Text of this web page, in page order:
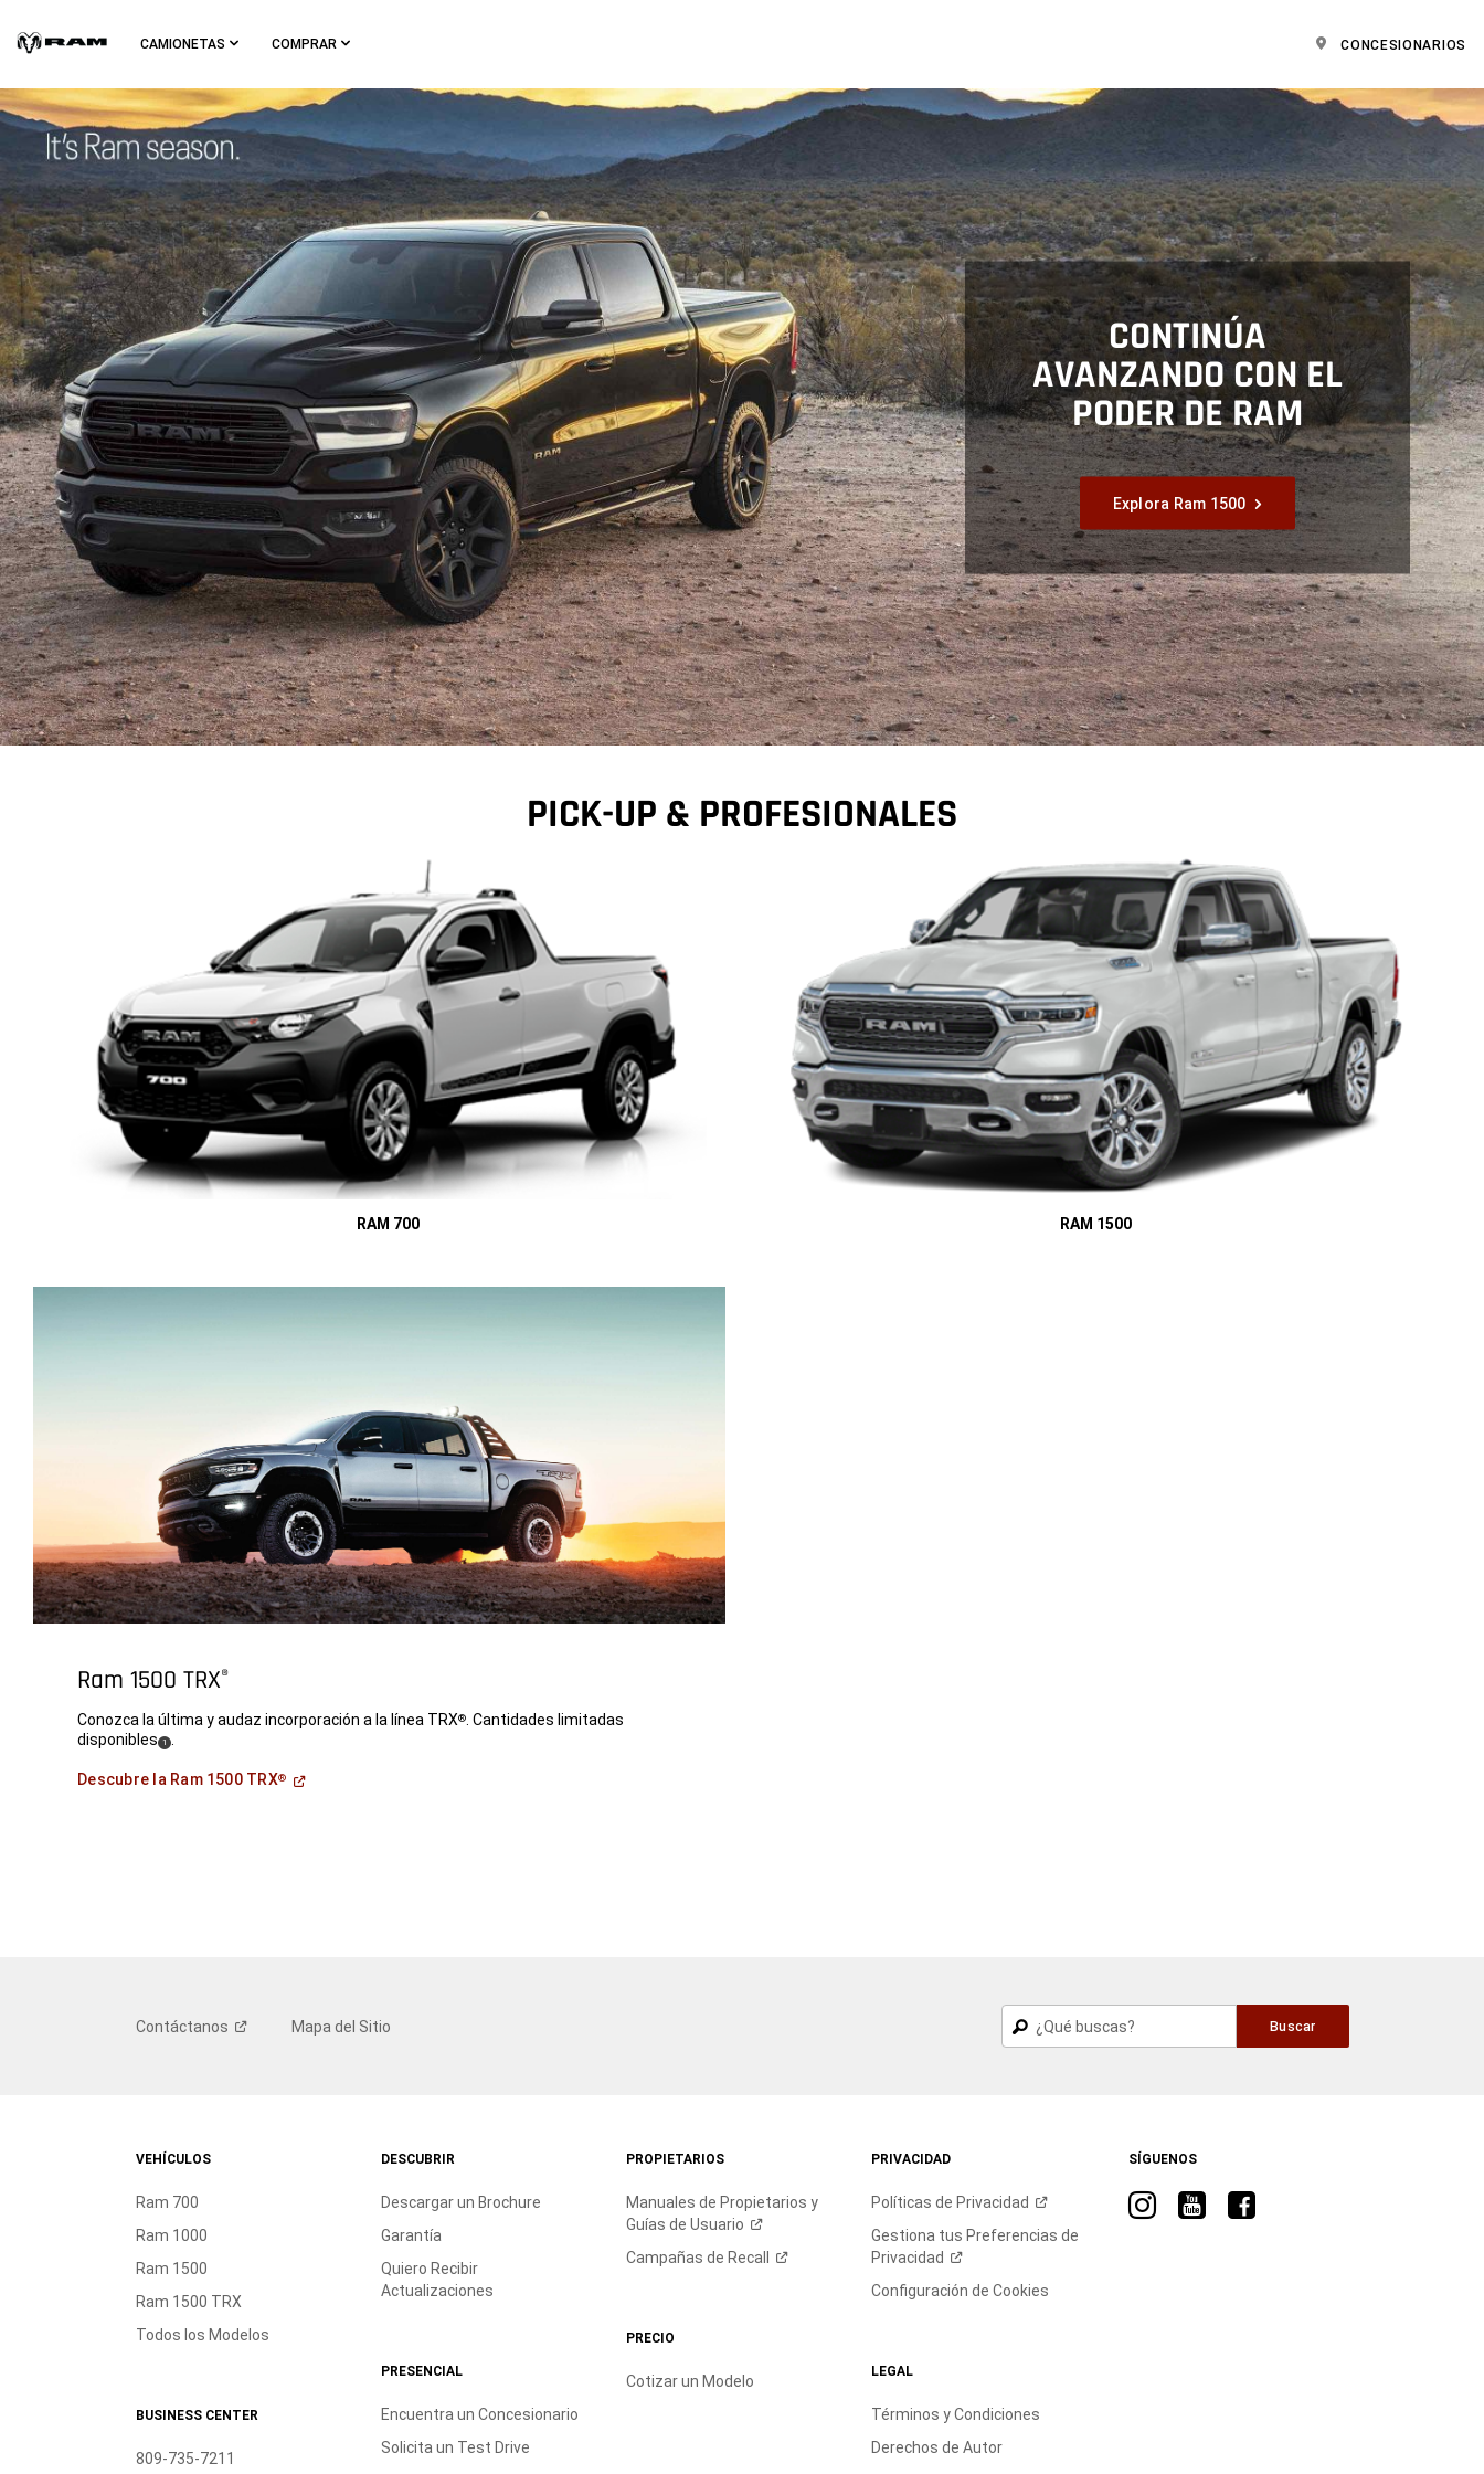
Main
CAMIONETAS COMPRAR CONCESIONARIOS
Skip To
Navigation
CONTINÚA
AVANZANDO CON EL
PODER DE RAM
,
,
,,,,,,,,
,
Explora Ram 1500
,
PICK-UP & PROFESIONALES
RAM 700 RAM 1500
Ram 1500 TRX®
Conozca la última y audaz incorporación a la línea TRX® . Cantidades limitadas
disponibles (
Disclosure
1 )
Descubre la Ram 1500 TRX®( Open
Contáctanos Mapa del Sitio
Buscar
Buscar
VEHÍCULOS
Ram 700
Ram 1000
Ram 1500
Ram 1500 TRX
Todos los Modelos
BUSINESS CENTER
809-735-7211
DESCUBRIR
Descargar un Brochure
Garantía
Quiero Recibir
Actualizaciones
PRESENCIAL
Encuentra un Concesionario
Solicita un Test Drive
PROPIETARIOS
Manuales de Propietarios y
Guías de Usuario
Campañas de Recall
PRECIO
Cotizar un Modelo
PRIVACIDAD
Políticas de Privacidad
Gestiona tus Preferencias de
Privacidad
Configuración de Cookies
LEGAL
Términos y Condiciones
Derechos de Autor
SÍGUENOS
VisitaVisitaVisita